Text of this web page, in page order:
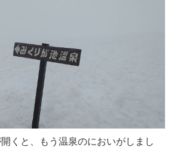
くと、もう温泉のにおいがしまし